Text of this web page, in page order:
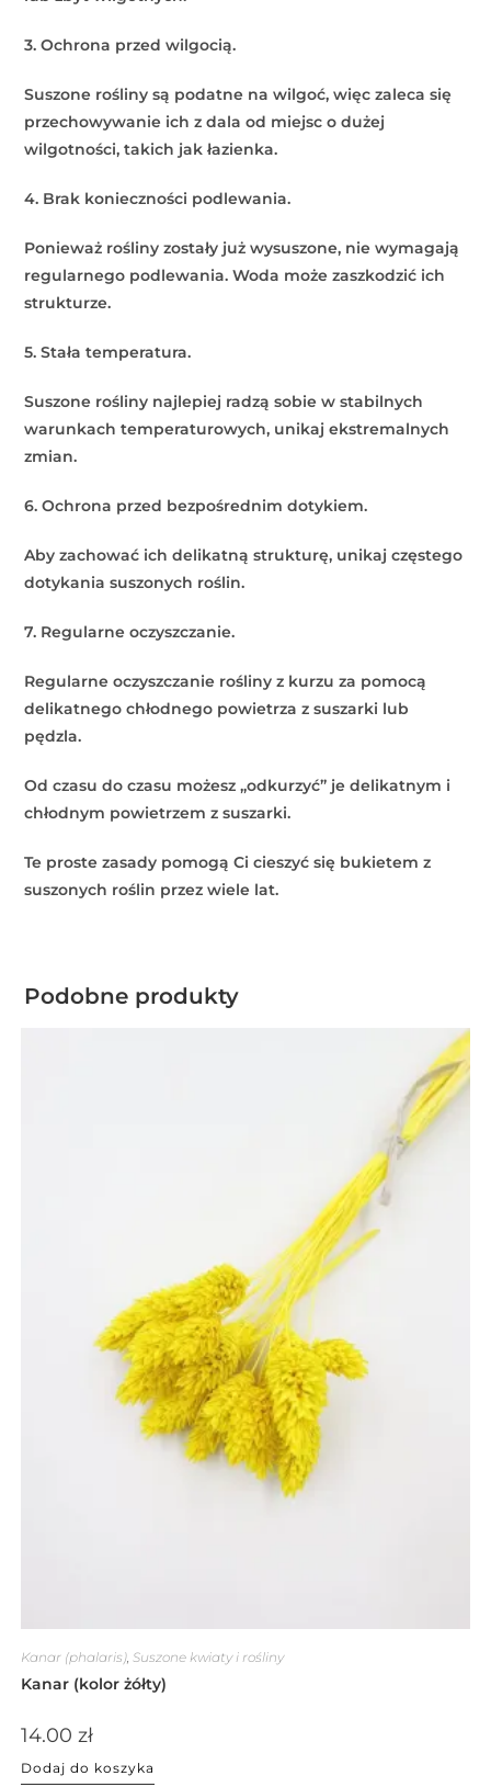
3. Ochrona przed wilgocią.
Suszone rośliny są podatne na wilgoć, więc zaleca się
przechowywanie ich z dala od miejsc o dużej
wilgotności, takich jak łazienka.
4. Brak konieczności podlewania.
Ponieważ rośliny zostały już wysuszone, nie wymagają
regularnego podlewania. Woda może zaszkodzić ich
strukturze.
5. Stała temperatura.
Suszone rośliny najlepiej radzą sobie w stabilnych
warunkach temperaturowych, unikaj ekstremalnych
zmian.
6. Ochrona przed bezpośrednim dotykiem.
Aby zachować ich delikatną strukturę, unikaj częstego
dotykania suszonych roślin.
7. Regularne oczyszczanie.
Regularne oczyszczanie rośliny z kurzu za pomocą
delikatnego chłodnego powietrza z suszarki lub
pędzla.
Od czasu do czasu możesz „odkurzyć” je delikatnym i
chłodnym powietrzem z suszarki.
Te proste zasady pomogą Ci cieszyć się bukietem z
suszonych roślin przez wiele lat.
Podobne produkty
Kanar (phalaris), Suszone kwiaty i rośliny
Kanar (kolor żółty)
14.00 zł
Dodaj do koszyka